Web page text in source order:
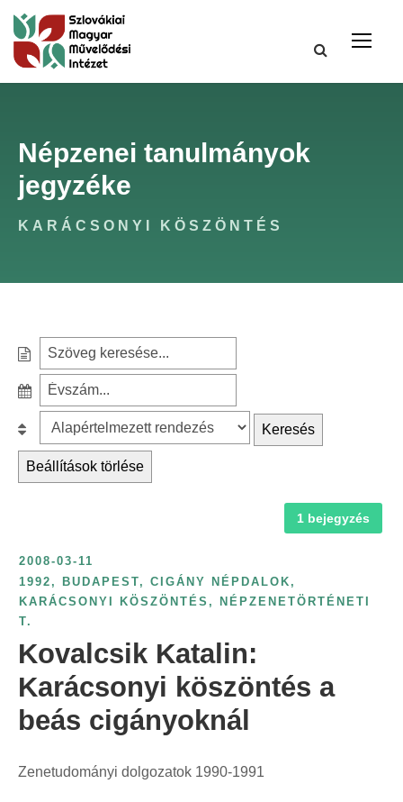
Népzenei tanulmányok
jegyzéke
KARÁCSONYI KÖSZÖNTÉS
e
c
h
:
z
é
v
s
z
m
s
z
e
i
e
s
l
á
Keresés
Beállítások törlése
1 bejegyzés
2008-03-11
1992 , BUDAPEST, CIGÁNY NÉPDALOK ,
KARÁCSONYI KÖSZÖNTÉS , NÉPZENETÖRTÉNETI
T.
Kovalcsik Katalin:
Karácsonyi köszöntés a
beás cigányoknál
Zenetudományi dolgozatok 1990-1991